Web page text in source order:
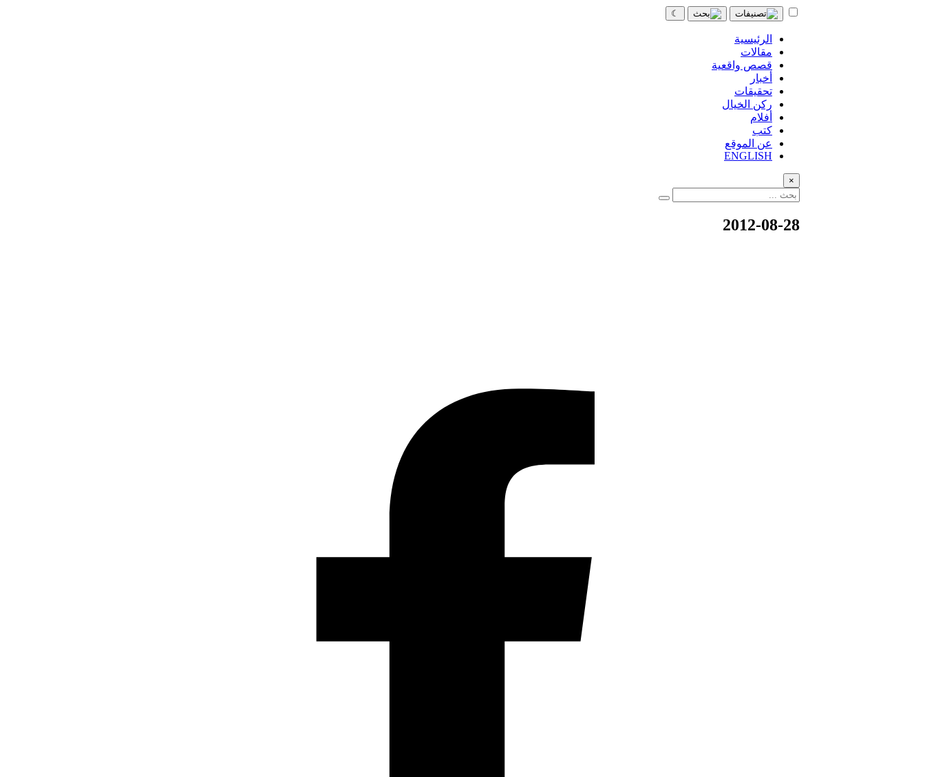
☾
الرئيسية
مقالات
قصص واقعية
أخبار
تحقيقات
ركن الخيال
أفلام
كتب
عن الموقع
ENGLISH
×
2012-08-28